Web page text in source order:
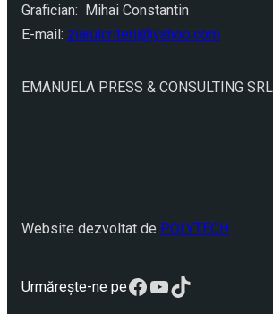
Grafician: Mihai Constantin
E-mail: ziarulcriterii@yahoo.com
EMANUELA PRESS & CONSULTING SRL
Website dezvoltat de POLYTECH
Urmărește-ne peFacebook
YouTube
TikTok